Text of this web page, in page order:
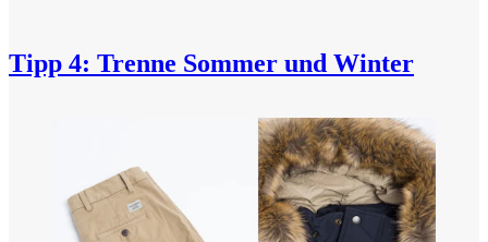
Tipp 4: Trenne Sommer und Winter